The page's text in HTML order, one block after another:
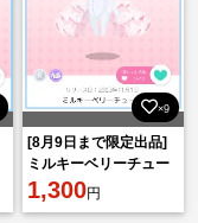
×9
[8月9日まで限定出品]
ミルキーベリーチュー
ル 1点 即購入️⭕️
1,300円